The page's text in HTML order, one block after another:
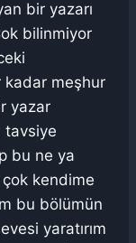
bir yazarı
bilinmiyor
kadar meşhur
yazar
tavsiye
bu ne ya
kendime
bu bölümün
yaratırım